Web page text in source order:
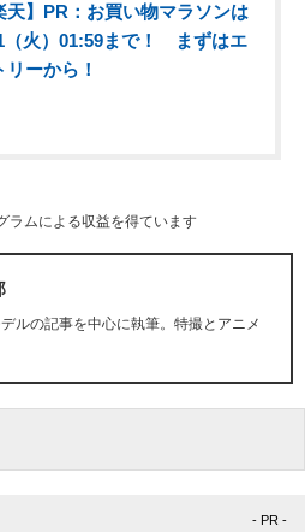
天】PR：お買い物マラソンは
（火）01:59まで！ まずはエ
リーから！
ラムによる収益を得ています
ルの記事を中心に執筆。特撮とアニメ
- PR -